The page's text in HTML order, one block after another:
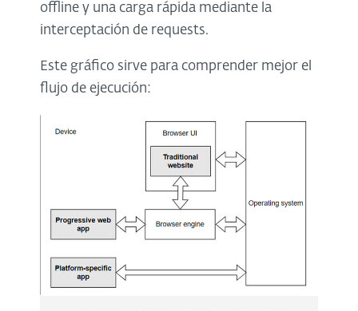
offline y una carga rápida mediante la
interceptación de requests.
Este gráfico sirve para comprender mejor el
flujo de ejecución: